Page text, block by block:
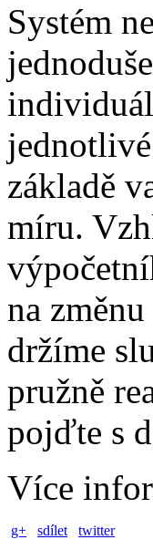
Systém
základě
míru.
na
držíme
pružně
pojďte s
Více
g+ sdílet twitter